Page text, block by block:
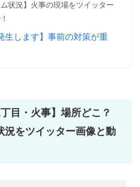
ム状況】火事の現場をツイッター
生します】事前の対策が重
目・火事】場所どこ？
況をツイッター画像と動